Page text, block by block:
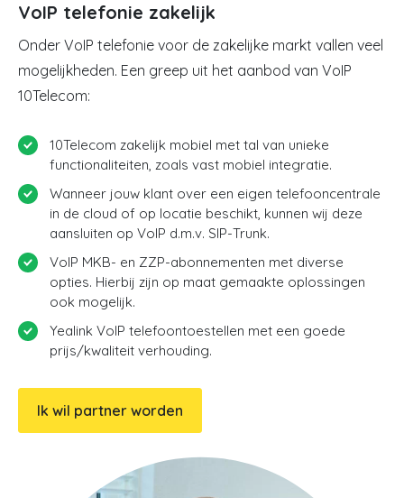
VoIP telefonie zakelijk
Onder VoIP telefonie voor de zakelijke markt vallen veel
mogelijkheden. Een greep uit het aanbod van VoIP
10Telecom:
10Telecom zakelijk mobiel met tal van unieke
functionaliteiten, zoals vast mobiel integratie.
Wanneer jouw klant over een eigen telefooncentrale
in de cloud of op locatie beschikt, kunnen wij deze
aansluiten op VoIP d.m.v. SIP-Trunk.
VoIP MKB- en ZZP-abonnementen met diverse
opties. Hierbij zijn op maat gemaakte oplossingen
ook mogelijk.
Yealink VoIP telefoontoestellen met een goede
prijs/kwaliteit verhouding.
Ik wil partner worden